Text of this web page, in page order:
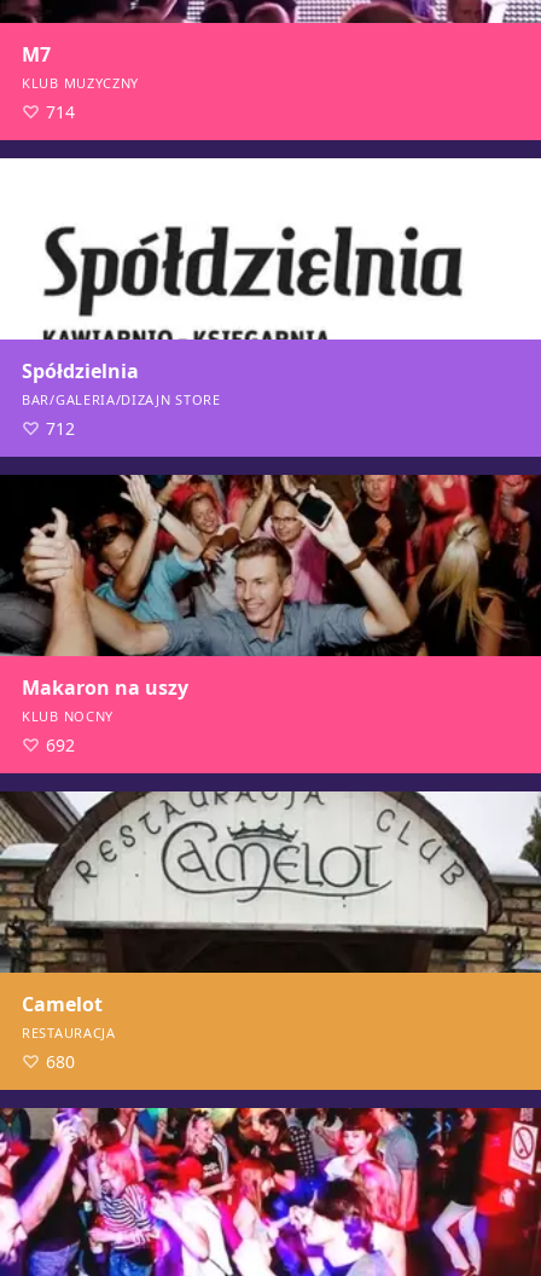
M7
KLUB MUZYCZNY
714
Spółdzielnia
BAR/GALERIA/DIZAJN STORE
712
Makaron na uszy
KLUB NOCNY
692
Camelot
RESTAURACJA
680